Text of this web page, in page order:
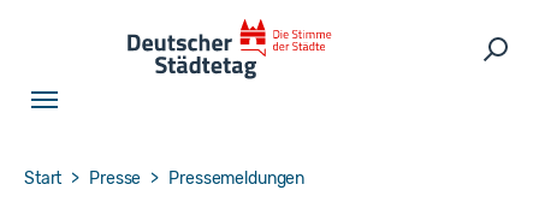
You are here:
Start Presse Pressemeldungen